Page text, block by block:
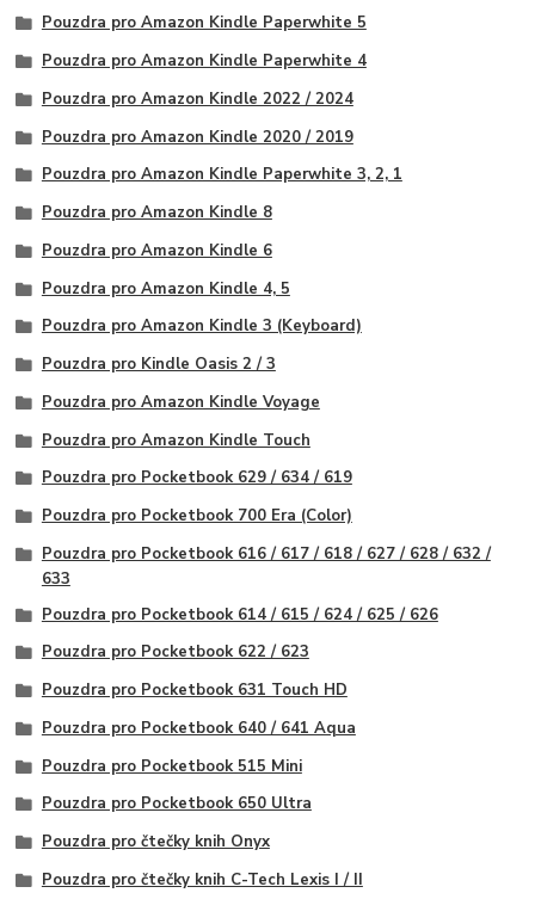
Pouzdra pro Amazon Kindle Paperwhite 5
Pouzdra pro Amazon Kindle Paperwhite 4
Pouzdra pro Amazon Kindle 2022 / 2024
Pouzdra pro Amazon Kindle 2020 / 2019
Pouzdra pro Amazon Kindle Paperwhite 3, 2, 1
Pouzdra pro Amazon Kindle 8
Pouzdra pro Amazon Kindle 6
Pouzdra pro Amazon Kindle 4, 5
Pouzdra pro Amazon Kindle 3 (Keyboard)
Pouzdra pro Kindle Oasis 2 / 3
Pouzdra pro Amazon Kindle Voyage
Pouzdra pro Amazon Kindle Touch
Pouzdra pro Pocketbook 629 / 634 / 619
Pouzdra pro Pocketbook 700 Era (Color)
Pouzdra pro Pocketbook 616 / 617 / 618 / 627 / 628 / 632 /
633
Pouzdra pro Pocketbook 614 / 615 / 624 / 625 / 626
Pouzdra pro Pocketbook 622 / 623
Pouzdra pro Pocketbook 631 Touch HD
Pouzdra pro Pocketbook 640 / 641 Aqua
Pouzdra pro Pocketbook 515 Mini
Pouzdra pro Pocketbook 650 Ultra
Pouzdra pro čtečky knih Onyx
Pouzdra pro čtečky knih C-Tech Lexis I / II